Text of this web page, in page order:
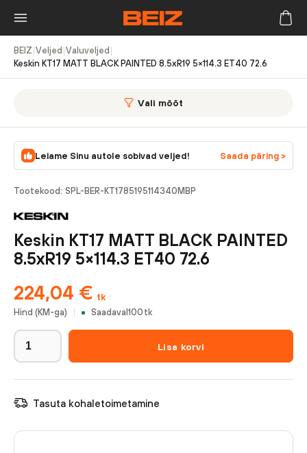
BEIZ Veljed Valuveljed
Keskin KT17 MATT BLACK PAINTED 8.5xR19 5×114.3 ET40 72.6
Vali mõõt
Tootekood: SPL-BER-KT1785195114340MBP
Keskin KT17 MATT BLACK PAINTED
8.5xR19 5×114.3 ET40 72.6
224,04 € tk
Hind (KM-ga) Saadaval 100 tk
Lisa korvi
Tasuta kohaletoimetamine
Leiame Sinu autole sobivad veljed! Saada päring >